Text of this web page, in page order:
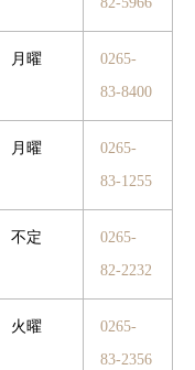
月曜
0265-
83-8400
月曜
0265-
83-1255
不定
0265-
82-2232
火曜
0265-
83-2356